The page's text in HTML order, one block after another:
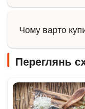
Чому варто
Переглянь